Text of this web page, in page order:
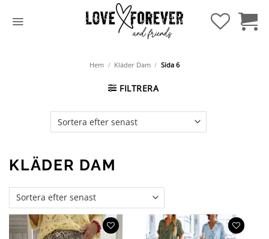
Hem / Kläder Dam / Sida 6
FILTRERA
KLÄDER DAM